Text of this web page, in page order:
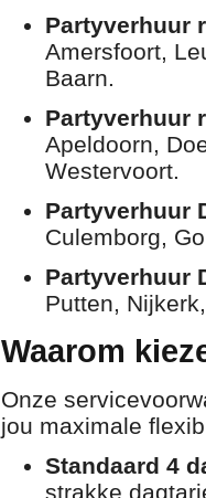
Partyverhuur
Amersfoort,
Baarn.
Partyverhuur
Apeldoorn,
Westervoort.
Partyverhuur
Culemborg,
Partyverhuur
Putten,
Waarom
Onze
jou maximale
Standaard 4
strakke